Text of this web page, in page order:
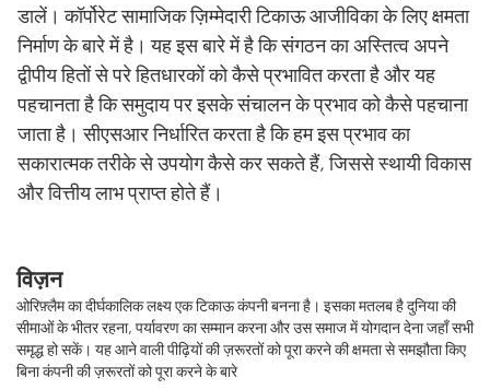
डालें। कॉर्पोरेट सामाजिक ज़िम्मेदारी टिकाऊ आजीविका के लिए क्षमता
निर्माण के बारे में है। यह इस बारे में है कि संगठन का अस्तित्व अपने
द्वीपीय हितों से परे हितधारकों को कैसे प्रभावित करता है और यह
पहचानता है कि समुदाय पर इसके संचालन के प्रभाव को कैसे पहचाना
जाता है। सीएसआर निर्धारित करता है कि हम इस प्रभाव का
सकारात्मक तरीके से उपयोग कैसे कर सकते हैं, जिससे स्थायी विकास
और वित्तीय लाभ प्राप्त होते हैं।
विज़न
ओरिफ़्लैम का दीर्घकालिक लक्ष्य एक टिकाऊ कंपनी बनना है। इसका मतलब है दुनिया की
सीमाओं के भीतर रहना, पर्यावरण का सम्मान करना और उस समाज में योगदान देना जहाँ सभी
समृद्ध हो सकें। यह आने वाली पीढ़ियों की ज़रूरतों को पूरा करने की क्षमता से समझौता किए
बिना कंपनी की ज़रूरतों को पूरा करने के बारे